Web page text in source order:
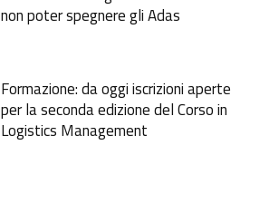
non poter spegnere gli Adas
Formazione: da oggi iscrizioni aperte
per la seconda edizione del Corso in
Logistics Management